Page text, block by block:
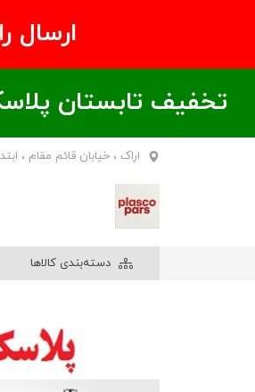
ارسال
تخفیف تابستان پلاسکو پارس در
اراک ، خیابان قائم مقام ،
دسته‌بندی کالاها